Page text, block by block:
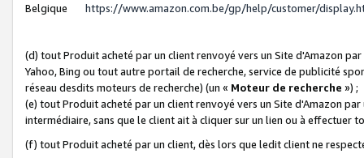
Belgique
https://www.amazon.com.be/gp/help/customer/
(d) tout Produit acheté par un client renvoyé vers un Site d'Amazon
Yahoo, Bing ou tout autre portail de recherche, service de publicité
réseau desdits moteurs de recherche) (un « Moteur de recherche ») ;
(e) tout Produit acheté par un client renvoyé vers un Site d'Amazon
intermédiaire, sans que le client ait à cliquer sur un lien ou à
(f) tout Produit acheté par un client, dès lors que ledit client ne